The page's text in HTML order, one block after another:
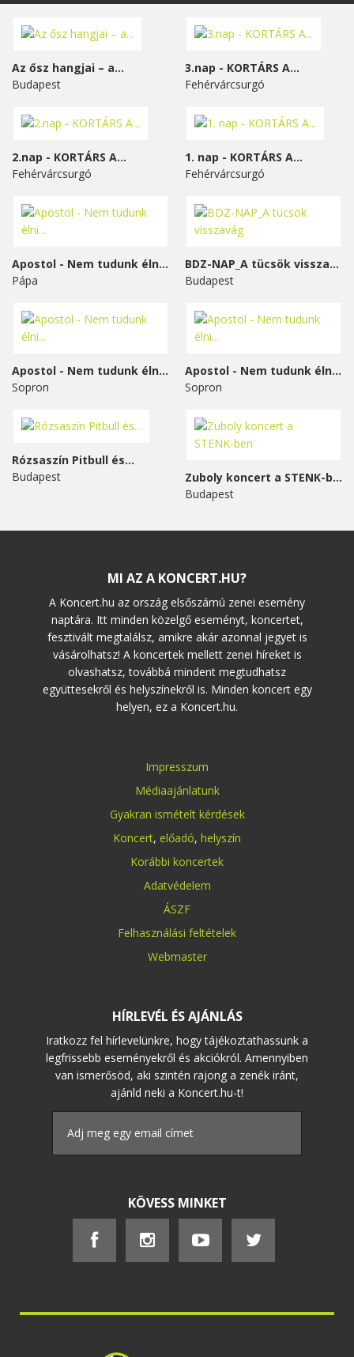
Az ősz hangjai – a...
Budapest
3.nap - KORTÁRS A...
Fehérvárcsurgó
2.nap - KORTÁRS A...
Fehérvárcsurgó
1. nap - KORTÁRS A...
Fehérvárcsurgó
Apostol - Nem tudunk élni...
Pápa
BDZ-NAP_A tücsök visszavág
Budapest
Apostol - Nem tudunk élni...
Sopron
Apostol - Nem tudunk élni...
Sopron
Rózsaszín Pitbull és...
Budapest
Zuboly koncert a STENK-ben
Budapest
MI AZ A KONCERT.HU?
A Koncert.hu az ország elsőszámú zenei esemény
naptára. Itt minden közelgő eseményt, koncertet,
fesztivált megtalálsz, amikre akár azonnal jegyet is
vásárolhatsz! A koncertek mellett zenei híreket is
olvashatsz, továbbá mindent megtudhatsz
együttesekről és helyszínekről is. Minden koncert egy
helyen, ez a Koncert.hu.
Impresszum
Médiaajánlatunk
Gyakran ismételt kérdések
Koncert, előadó, helyszín
Korábbi koncertek
Adatvédelem
ÁSZF
Felhasználási feltételek
Webmaster
HÍRLEVÉL ÉS AJÁNLÁS
Iratkozz fel hírlevelünkre, hogy tájékoztathassunk a
legfrissebb eseményekről és akciókról. Amennyiben
van ismerősöd, aki szintén rajong a zenék iránt,
ajánld neki a Koncert.hu-t!
KÖVESS MINKET